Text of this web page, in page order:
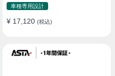
車種専用設計
¥ 17,120 (税込)